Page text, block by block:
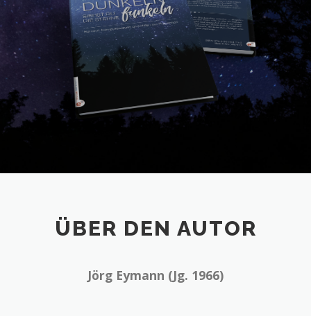
ÜBER DEN AUTOR
Jörg Eymann (Jg. 1966)